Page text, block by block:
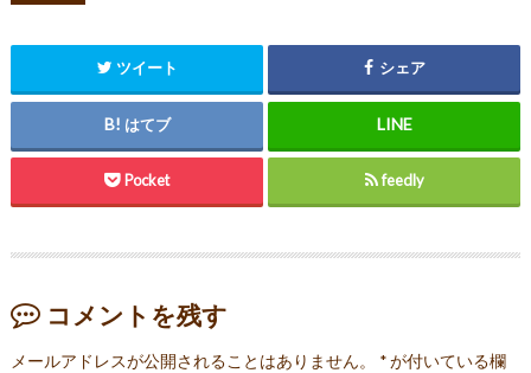
ツイート シェア
はてブ
Pocket feedly
コメントを残す
メールアドレスが公開されることはありません。 *が付いている欄